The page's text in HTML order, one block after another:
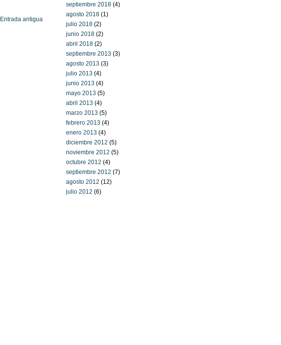
Entrada antigua
septiembre 2018 (4)
agosto 2018 (1)
julio 2018 (2)
junio 2018 (2)
abril 2018 (2)
septiembre 2013 (3)
agosto 2013 (3)
julio 2013 (4)
junio 2013 (4)
mayo 2013 (5)
abril 2013 (4)
marzo 2013 (5)
febrero 2013 (4)
enero 2013 (4)
diciembre 2012 (5)
noviembre 2012 (5)
octubre 2012 (4)
septiembre 2012 (7)
agosto 2012 (12)
julio 2012 (6)